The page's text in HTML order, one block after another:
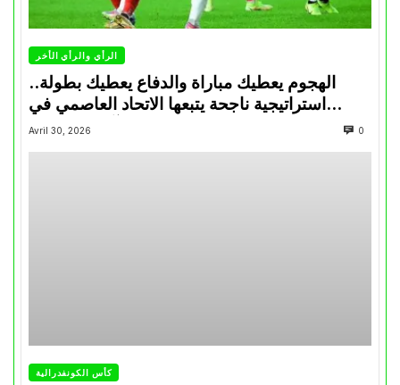
الرأي والرأي الأخر
الهجوم يعطيك مباراة والدفاع يعطيك بطولة..
استراتيجية ناجحة يتبعها الاتحاد العاصمي في
تتويجاته آخر السنوات
Avril 30, 2026 0
كأس الكونفدرالية